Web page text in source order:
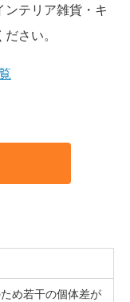
ンテリア雑貨・キ
さい。
め若干の個体差が